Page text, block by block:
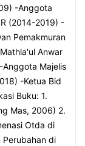
-Anggota
(2014-2019) -
Pemakmuran
Anwar
Majelis
-Ketua Bid
Buku: 1.
Mas, 2006) 2.
Otda di
Perubahan di